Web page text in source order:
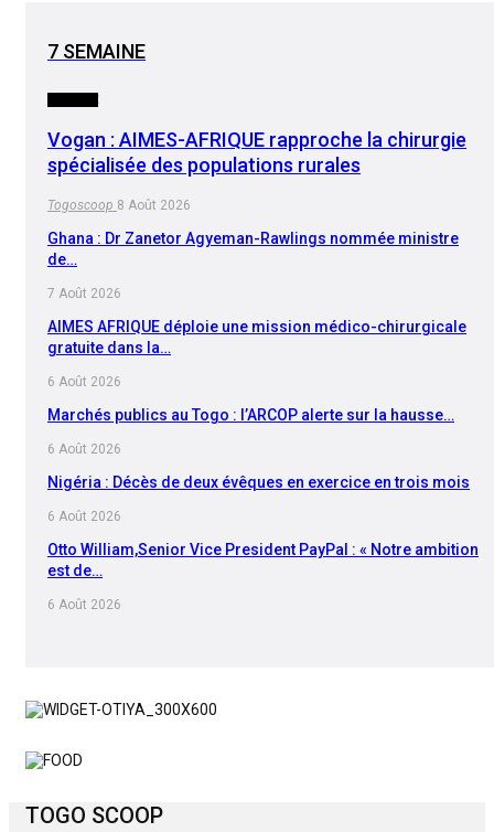
7 SEMAINE
Vogan : AIMES-AFRIQUE rapproche la chirurgie
spécialisée des populations rurales
Togoscoop 8 Août 2026
Ghana : Dr Zanetor Agyeman-Rawlings nommée ministre
de…
7 Août 2026
AIMES AFRIQUE déploie une mission médico-chirurgicale
gratuite dans la…
6 Août 2026
Marchés publics au Togo : l’ARCOP alerte sur la hausse…
6 Août 2026
Nigéria : Décès de deux évêques en exercice en trois mois
6 Août 2026
Otto William,Senior Vice President PayPal : « Notre ambition
est de…
6 Août 2026
TOGO SCOOP